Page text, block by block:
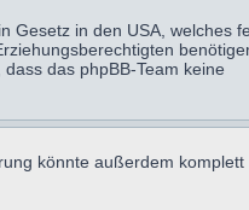
Gesetz in den USA, welches
das phpBB-Team keine
könnte außerdem komplett